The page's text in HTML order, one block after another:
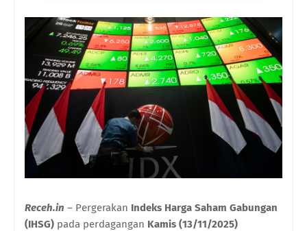
Receh.in – Pergerakan Indeks Harga Saham Gabungan
(IHSG) pada perdagangan Kamis (13/11/2025)